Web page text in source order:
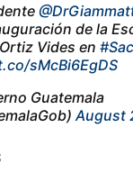
de la
Vides en
sMcBi6EgDS
Guatemala
August